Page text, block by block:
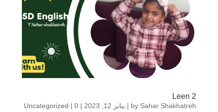
Leen 2
by Sahar Shakhatreh
| يناير 12, 2023 |
Uncategorized |0